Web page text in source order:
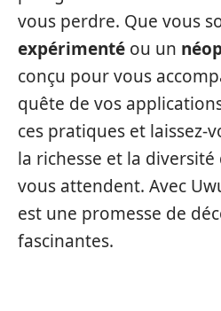
vous perdre. Que vous
expérimenté ou un
conçu pour vous
quête de vos
ces pratiques et laissez-
la richesse et la
vous attendent. Avec
est une promesse de
fascinantes.